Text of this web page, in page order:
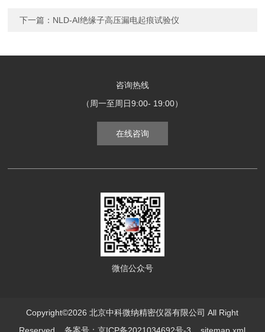
下一篇： NLD-AI绝缘子高压漏电起痕试验仪
咨询热线
（周一至周日9:00- 19:00）
在线咨询
微信公众号
Copyright©2026 北京中科微纳精密仪器有限公司 All Right